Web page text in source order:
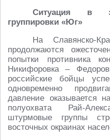
Ситуация в
группировки «Юг»
На Славянско-
продолжаются
попытки противника
Никифоровка –
российские бойцы
одновременно
давление оказывается
полуохвата Рай-
штурмовые группы
восточных окраинах